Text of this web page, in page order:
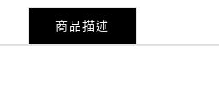
商品描述